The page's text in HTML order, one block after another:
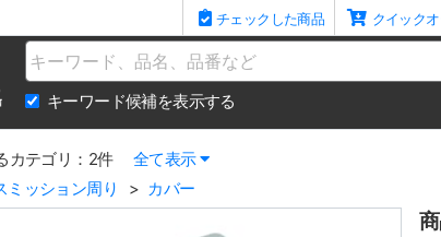
チェックした商品 クイック
Name
キーワード候補を表示する
カテゴリ：2件
全て表示
ミッション周り カバー